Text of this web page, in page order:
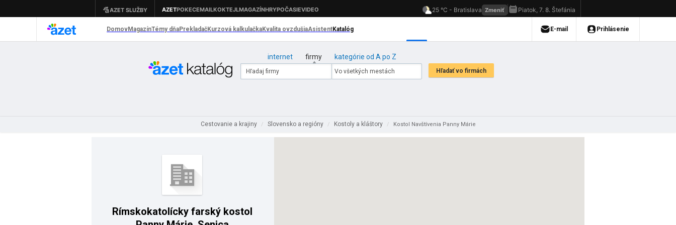
internet firmy kategórie od A po Z
Cestovanie a krajiny / Slovensko a regióny / Kostoly a kláštory / Kostol Navštívenia Panny Márie
Rímskokatolícky farský kostol